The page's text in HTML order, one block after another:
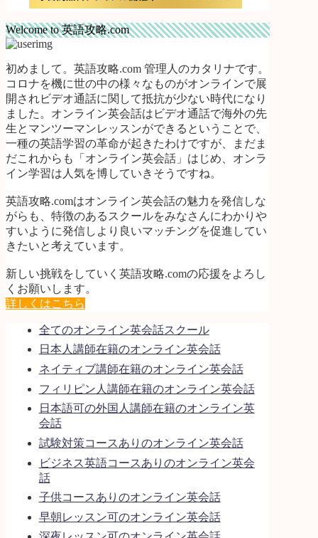
Welcome to 英語攻略.com
初めまして。英語攻略.com 管理人のカタリナです。
コロナを機に世の中の様々なものがオンラインで展
開されビデオ通話に関して抵抗が少ない時代になり
ました。オンライン英会話はビデオ通話で海外の先
生とマンツーマンレッスンができるということで、
一種の英語学習の革命が起きたわけですが、まだま
だこれからも「オンライン英会話」はじめ、オンラ
イン学習は人気を博していきそうですね。
英語攻略.comはオンライン英会話の魅力を発信しな
がらも、特徴のあるスクールをみなさんにわかりや
すいように発信しより良いマッチングを促進してい
きたいと考えています。
新しい挑戦をしていく英語攻略.comの応援をよろし
くお願いします。
詳しくはこちら
全てのオンライン英会話スクール
日本人講師在籍のオンライン英会話
ネイティブ講師在籍のオンライン英会話
フィリピン人講師在籍のオンライン英会話
日本語可の外国人講師在籍のオンライン英
会話
試験対策コースありのオンライン英会話
ビジネス英語コースありのオンライン英会
話
子供コースありのオンライン英会話
早朝レッスン可のオンライン英会話